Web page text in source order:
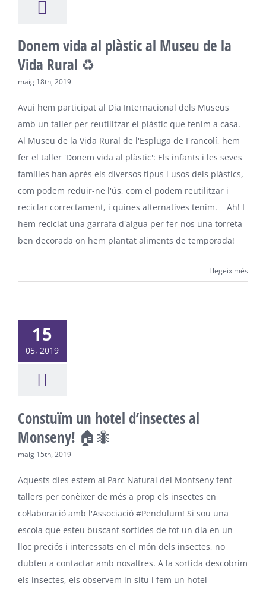
Donem vida al plàstic al Museu de la
Vida Rural ♻️
maig 18th, 2019
Avui hem participat al Dia Internacional dels Museus
amb un taller per reutilitzar el plàstic que tenim a casa.
Al Museu de la Vida Rural de l'Espluga de Francolí, hem
fer el taller 'Donem vida al plàstic': Els infants i les seves
famílies han après els diversos tipus i usos dels plàstics,
com podem reduir-ne l'ús, com el podem reutilitzar i
reciclar correctament, i quines alternatives tenim. Ah! I
hem reciclat una garrafa d'aigua per fer-nos una torreta
ben decorada on hem plantat aliments de temporada!
Llegeix més
15
05, 2019
Constuïm un hotel d’insectes al
Monseny! 🏠🐜
maig 15th, 2019
Aquests dies estem al Parc Natural del Montseny fent
tallers per conèixer de més a prop els insectes en
col·laboració amb l'Associació #Pendulum! Si sou una
escola que esteu buscant sortides de tot un dia en un
lloc preciós i interessats en el món dels insectes, no
dubteu a contactar amb nosaltres. A la sortida descobrim
els insectes, els observem in situ i fem un hotel